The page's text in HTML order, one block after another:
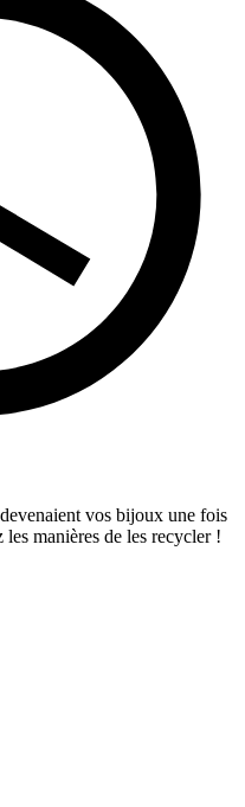
vos bijoux une fois
manières de les recycler !